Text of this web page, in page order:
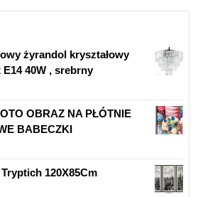
żyrandol kryształowy
E14 40W , srebrny
OBRAZ NA PŁÓTNIE
BABECZKI
120X85Cm